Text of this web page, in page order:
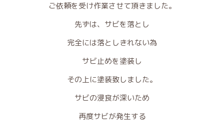
ご依頼を受け作業させて頂きました。
先ずは、サビを落とし
完全には落としきれない為
サビ止めを塗装し
その上に塗装致しました。
サビの浸食が深いため
再度サビが発生する